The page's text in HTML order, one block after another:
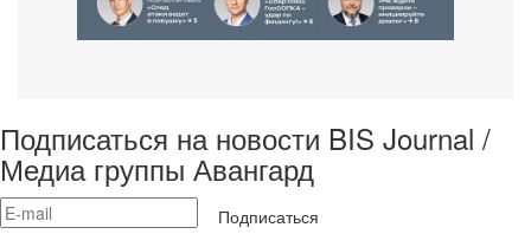
Подписаться на новости BIS Journal /
Медиа группы Авангард
Подписаться